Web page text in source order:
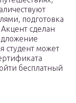
подготовка
сделан
студент может
бесплатный